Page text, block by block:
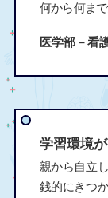
何から何まで
医学部－看
学習環境
親から自立
銭的にきつ